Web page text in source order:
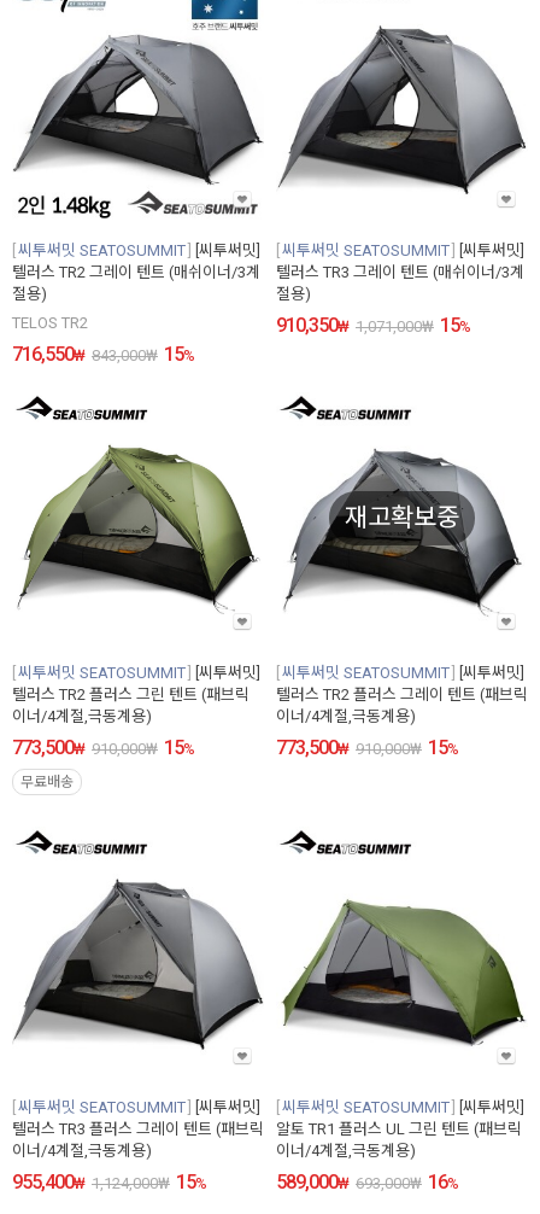
씨투써밋 SEATOSUMMIT
[씨투써밋]
텔러스 TR2 그레이 텐트 (매쉬이너/3계
절용)
TELOS TR2
716,550₩ 843,000₩ 15%
씨투써밋 SEATOSUMMIT
[씨투써밋]
텔러스 TR3 그레이 텐트 (매쉬이너/3계
절용)
910,350₩ 1,071,000₩ 15%
씨투써밋 SEATOSUMMIT
[씨투써밋]
텔러스 TR2 플러스 그린 텐트 (패브릭
이너/4계절,극동계용)
773,500₩ 910,000₩ 15%
무료배송
재고확보중
씨투써밋 SEATOSUMMIT
[씨투써밋]
텔러스 TR2 플러스 그레이 텐트 (패브릭
이너/4계절,극동계용)
773,500₩ 910,000₩ 15%
씨투써밋 SEATOSUMMIT
[씨투써밋]
텔러스 TR3 플러스 그레이 텐트 (패브릭
이너/4계절,극동계용)
955,400₩ 1,124,000₩ 15%
씨투써밋 SEATOSUMMIT
[씨투써밋]
알토 TR1 플러스 UL 그린 텐트 (패브릭
이너/4계절,극동계용)
589,000₩ 693,000₩ 16%